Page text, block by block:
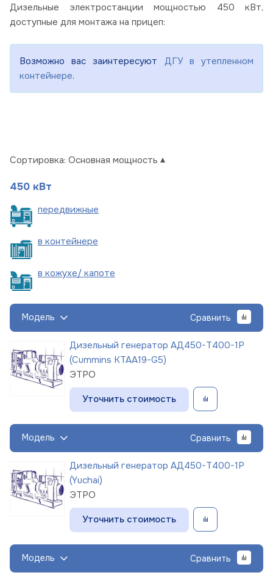
Дизельные электростанции мощностью 450 кВт,
доступные для монтажа на прицеп:
Возможно вас заинтересуют ДГУ в утепленном
контейнере.
Сортировка: Основная мощность
450 кВт
передвижные
в контейнере
в кожухе/ капоте
Модель Сравнить
Дизельный генератор АД450-Т400-1Р
(Cummins KTAA19-G5)
ЭТРО
Уточнить стоимость
Модель Сравнить
Дизельный генератор АД450-Т400-1Р
(Yuchai)
ЭТРО
Уточнить стоимость
Модель Сравнить